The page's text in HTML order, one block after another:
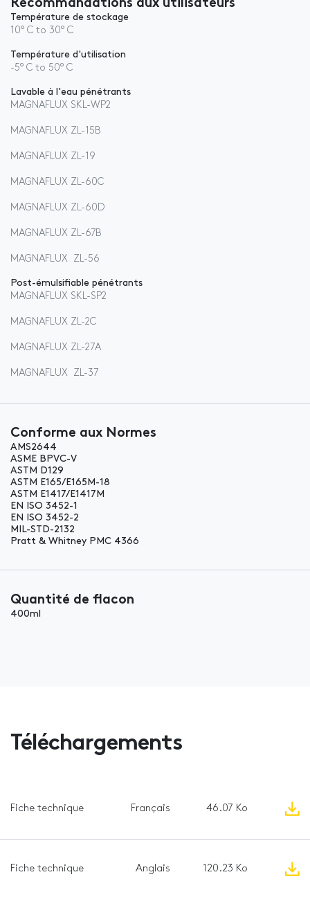
Recommandations aux utilisateurs
Température de stockage
10° C to 30° C
Température d'utilisation
-5° C to 50° C
Lavable à l'eau pénétrants
MAGNAFLUX SKL-WP2
MAGNAFLUX ZL-15B
MAGNAFLUX ZL-19
MAGNAFLUX ZL-60C
MAGNAFLUX ZL-60D
MAGNAFLUX ZL-67B
MAGNAFLUX ZL-56
Post-émulsifiable pénétrants
MAGNAFLUX SKL-SP2
MAGNAFLUX ZL-2C
MAGNAFLUX ZL-27A
MAGNAFLUX ZL-37
Conforme aux Normes
AMS2644
ASME BPVC-V
ASTM D129
ASTM E165/E165M-18
ASTM E1417/E1417M
EN ISO 3452-1
EN ISO 3452-2
MIL-STD-2132
Pratt & Whitney PMC 4366
Quantité de flacon
400ml
Téléchargements
Fiche technique Français 46.07 Ko
Fiche technique Anglais 120.23 Ko